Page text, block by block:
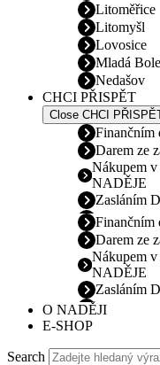
Litoměřice
Litomyšl
Lovosice
Mladá
Nedašov
CHCI PŘISPĚT
Close CHCI
Finančním
Darem ze
Nákupem v
NADĚJE
Zasláním
Finančním
Darem ze
Nákupem v
NADĚJE
Zasláním
O NADĚJI
E-SHOP
Search